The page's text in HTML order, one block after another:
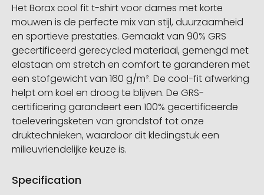
Het Borax cool fit t-shirt voor dames met korte
mouwen is de perfecte mix van stijl, duurzaamheid
en sportieve prestaties. Gemaakt van 90% GRS
gecertificeerd gerecycled materiaal, gemengd met
elastaan om stretch en comfort te garanderen met
een stofgewicht van 160 g/m². De cool-fit afwerking
helpt om koel en droog te blijven. De GRS-
certificering garandeert een 100% gecertificeerde
toeleveringsketen van grondstof tot onze
druktechnieken, waardoor dit kledingstuk een
milieuvriendelijke keuze is.
Specification